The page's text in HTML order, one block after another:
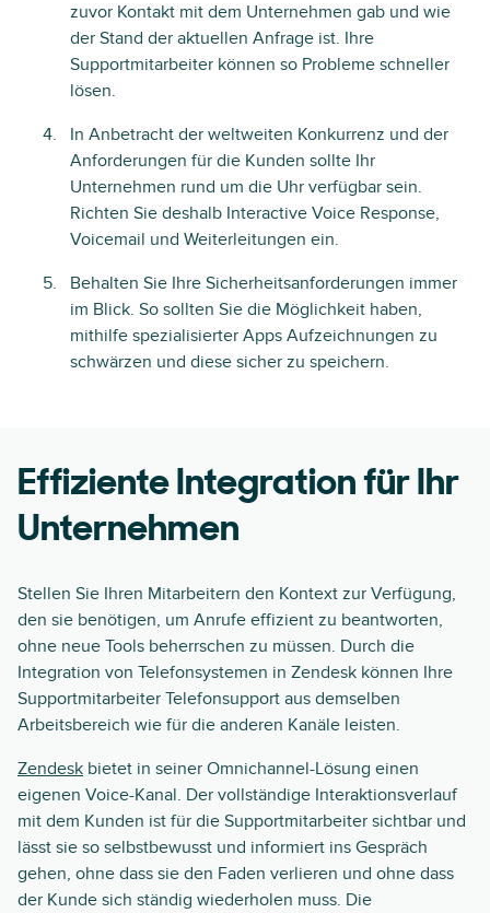
zuvor Kontakt mit dem Unternehmen gab und wie
der Stand der aktuellen Anfrage ist. Ihre
Supportmitarbeiter können so Probleme schneller
lösen.
In Anbetracht der weltweiten Konkurrenz und der
Anforderungen für die Kunden sollte Ihr
Unternehmen rund um die Uhr verfügbar sein.
Richten Sie deshalb Interactive Voice Response,
Voicemail und Weiterleitungen ein.
Behalten Sie Ihre Sicherheitsanforderungen immer
im Blick. So sollten Sie die Möglichkeit haben,
mithilfe spezialisierter Apps Aufzeichnungen zu
schwärzen und diese sicher zu speichern.
Effiziente Integration für Ihr
Unternehmen
Stellen Sie Ihren Mitarbeitern den Kontext zur Verfügung,
den sie benötigen, um Anrufe effizient zu beantworten,
ohne neue Tools beherrschen zu müssen. Durch die
Integration von Telefonsystemen in Zendesk können Ihre
Supportmitarbeiter Telefonsupport aus demselben
Arbeitsbereich wie für die anderen Kanäle leisten.
Zendesk bietet in seiner Omnichannel-Lösung einen
eigenen Voice-Kanal. Der vollständige Interaktionsverlauf
mit dem Kunden ist für die Supportmitarbeiter sichtbar und
lässt sie so selbstbewusst und informiert ins Gespräch
gehen, ohne dass sie den Faden verlieren und ohne dass
der Kunde sich ständig wiederholen muss. Die